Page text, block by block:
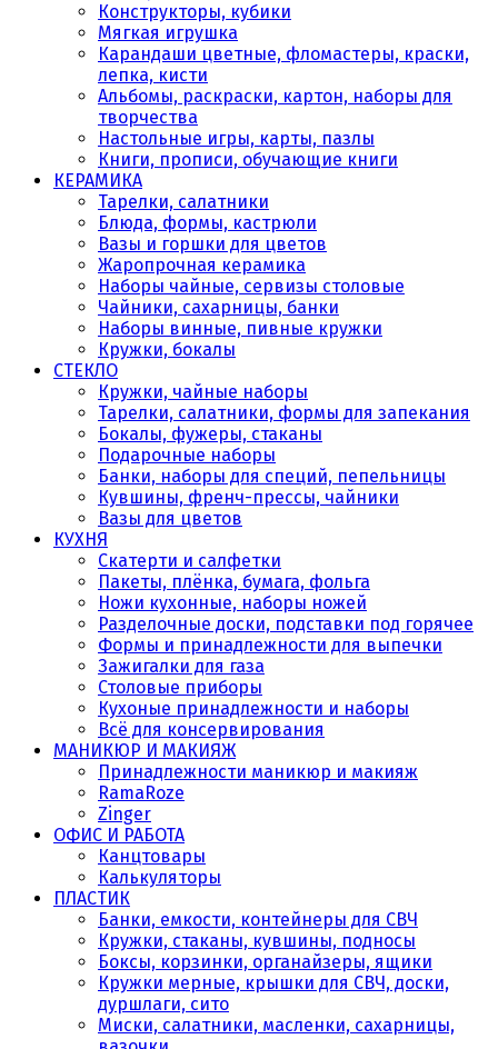
Конструкторы, кубики
Мягкая игрушка
Карандаши цветные, фломастеры, краски,
лепка, кисти
Альбомы, раскраски, картон, наборы для
творчества
Настольные игры, карты, пазлы
Книги, прописи, обучающие книги
КЕРАМИКА
Тарелки, салатники
Блюда, формы, кастрюли
Вазы и горшки для цветов
Жаропрочная керамика
Наборы чайные, сервизы столовые
Чайники, сахарницы, банки
Наборы винные, пивные кружки
Кружки, бокалы
СТЕКЛО
Кружки, чайные наборы
Тарелки, салатники, формы для запекания
Бокалы, фужеры, стаканы
Подарочные наборы
Банки, наборы для специй, пепельницы
Кувшины, френч-прессы, чайники
Вазы для цветов
КУХНЯ
Скатерти и салфетки
Пакеты, плёнка, бумага, фольга
Ножи кухонные, наборы ножей
Разделочные доски, подставки под горячее
Формы и принадлежности для выпечки
Зажигалки для газа
Столовые приборы
Кухоные принадлежности и наборы
Всё для консервирования
МАНИКЮР И МАКИЯЖ
Принадлежности маникюр и макияж
RamaRoze
Zinger
ОФИС И РАБОТА
Канцтовары
Калькуляторы
ПЛАСТИК
Банки, емкости, контейнеры для СВЧ
Кружки, стаканы, кувшины, подносы
Боксы, корзинки, органайзеры, ящики
Кружки мерные, крышки для СВЧ, доски,
дуршлаги, сито
Миски, салатники, масленки, сахарницы,